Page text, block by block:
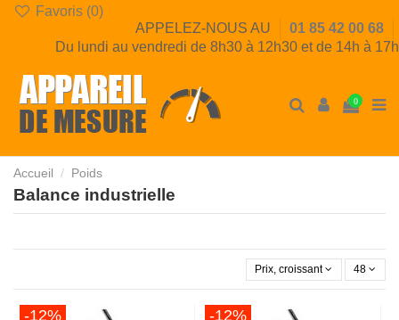
Favoris (0)
APPELEZ-NOUS AU
01 85 42 00 68
Du lundi au vendredi de 8h30 à 12h30 et de 14h à 17h
0
Accueil Poids
Balance industrielle
Prix, croissant 48
-12% -12%